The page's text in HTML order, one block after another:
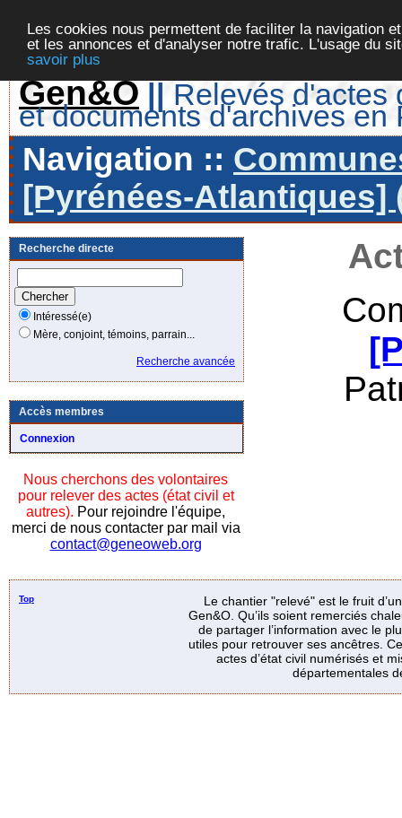
Les cookies nous permettent de faciliter la navigation
et les annonces et d'analyser notre trafic. L'usage du
savoir plus
Gen&O || Relevés d'actes
et documents d'archives en
Navigation ::
[Pyrénées-Atlantiques]
Recherche directe
Intéressé(e)
Mère, conjoint, témoins, parrain...
Recherche avancée
Accès membres
Connexion
Nous cherchons des volontaires
pour relever des actes (état civil et
autres). Pour rejoindre l'équipe,
merci de nous contacter par mail via
contact@geneoweb.org
Top
Le chantier "relevé" est le fruit
Gen&O. Qu’ils soient remerciés
de partager l’information avec le
utiles pour retrouver ses ancêtres.
actes d’état civil numérisés et
départementales